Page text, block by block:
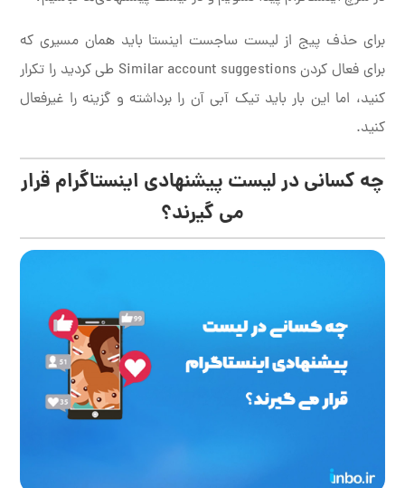
برای حذف پیج از لیست ساجست اینستا باید همان مسیری که
برای فعال کردن Similar account suggestions طی کردید را تکرار
کنید، اما این بار باید تیک آبی آن را برداشته و گزینه را غیرفعال
کنید.
چه کسانی در لیست پیشنهادی اینستاگرام قرار
می گیرند؟